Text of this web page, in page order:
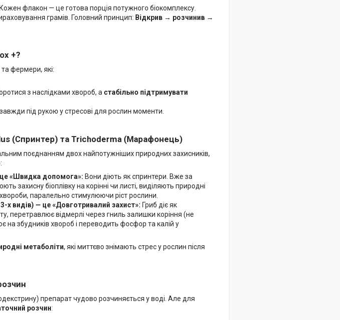
флакон — це готова порція потужного біокомплексу.
грамів. Головний принцип: Відкрив → розчинив →
+?
фермери, які:
з наслідками хвороб, а стабільно підтримувати
під рукою у стресові для рослин моменти.
(Спринтер) та Trichoderma (Марафонець)
поєднанням двох найпотужніших природних захисників,
це «Швидка допомога»: Вони діють як спринтери. Вже за
захисну біоплівку на корінні чи листі, виділяють природні
паралельно стимулюючи ріст рослини.
видів) — це «Довготривалий захист»: Гриб діє як
перетравлює відмерлі через гниль залишки коріння (не
на збудників хвороб і переводить фосфор та калій у
метаболіти, які миттєво знімають стрес у рослин після
препарат чудово розчиняється у воді. Але для
розчин: